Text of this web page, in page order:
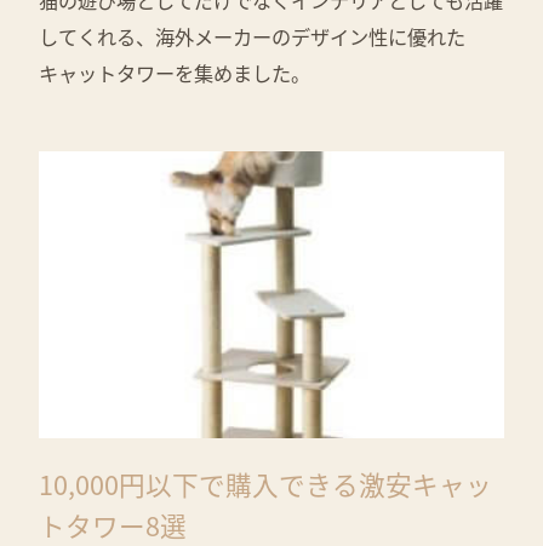
してくれる、海外メーカーのデザイン性に優れた
キャットタワーを集めました。
10,000円以下で購入できる激安キャッ
トタワー8選